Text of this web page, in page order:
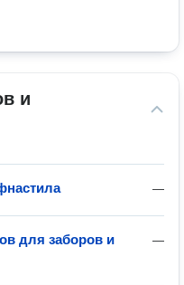
и
—
—
для заборов и